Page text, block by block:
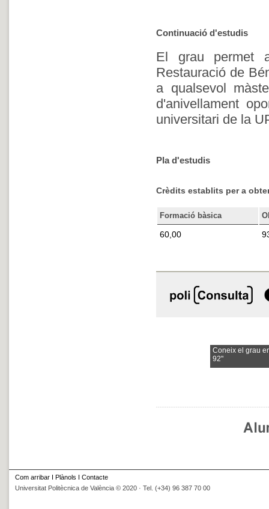
Continuació d'estudis
El grau permet
Restauració de
a qualsevol
d'anivellament
universitari de la
Pla d'estudis
Crèdits establits per a
Formació bàsica
60,00
Coneix el grau
92"
Com arribar I Plànols I Contacte
Universitat Politècnica de València © 2020 · Tel. (+34) 96 387 70 00